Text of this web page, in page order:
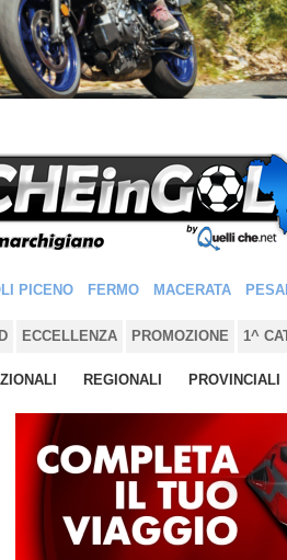
PICENO FERMO MACERATA
ECCELLENZA PROMOZIONE 1^
REGIONALI PROVINCIALI